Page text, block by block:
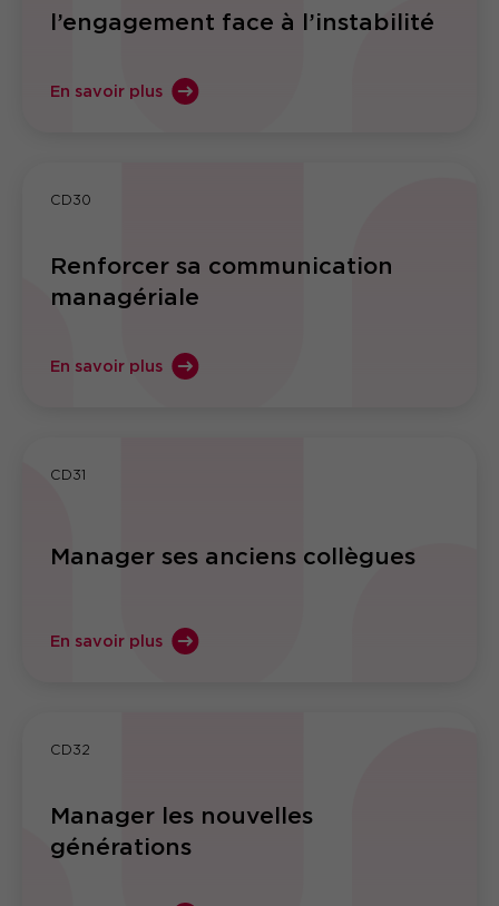
l’engagement face à l’instabilité
En savoir plus
CD30
Renforcer sa communication
managériale
En savoir plus
CD31
Manager ses anciens collègues
En savoir plus
CD32
Manager les nouvelles
générations